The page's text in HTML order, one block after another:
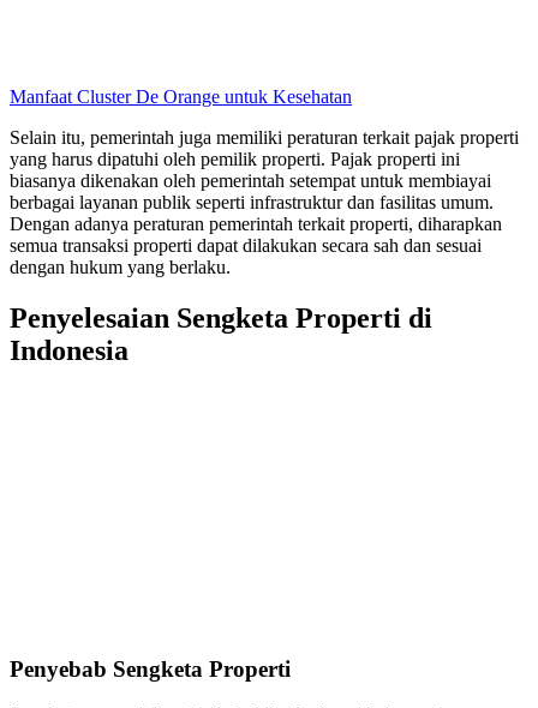
Manfaat Cluster De Orange untuk Kesehatan
Selain itu, pemerintah juga memiliki peraturan terkait pajak properti
yang harus dipatuhi oleh pemilik properti. Pajak properti ini
biasanya dikenakan oleh pemerintah setempat untuk membiayai
berbagai layanan publik seperti infrastruktur dan fasilitas umum.
Dengan adanya peraturan pemerintah terkait properti, diharapkan
semua transaksi properti dapat dilakukan secara sah dan sesuai
dengan hukum yang berlaku.
Penyelesaian Sengketa Properti di
Indonesia
Penyebab Sengketa Properti